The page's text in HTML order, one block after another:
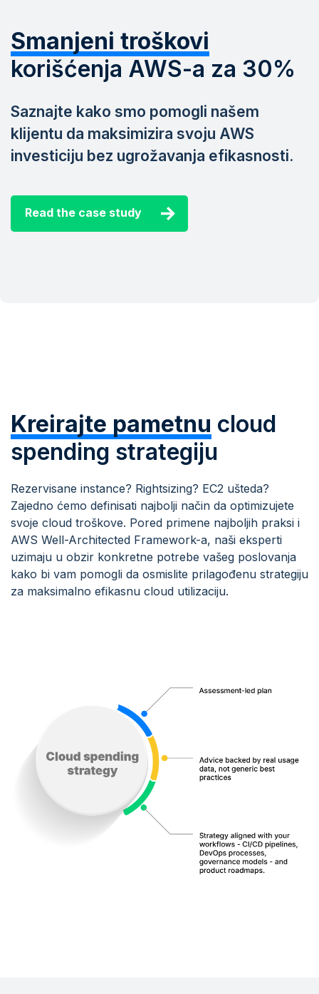
Smanjeni troškovi
korišćenja AWS-a za 30%
Saznajte kako smo pomogli našem
klijentu da maksimizira svoju AWS
investiciju bez ugrožavanja efikasnosti.
Read the case study
Kreirajte pametnu cloud
spending strategiju
Rezervisane instance? Rightsizing? EC2 ušteda?
Zajedno ćemo definisati najbolji način da optimizujete
svoje cloud troškove. Pored primene najboljih praksi i
AWS Well-Architected Framework-a, naši eksperti
uzimaju u obzir konkretne potrebe vašeg poslovanja
kako bi vam pomogli da osmislite prilagođenu strategiju
za maksimalno efikasnu cloud utilizaciju.